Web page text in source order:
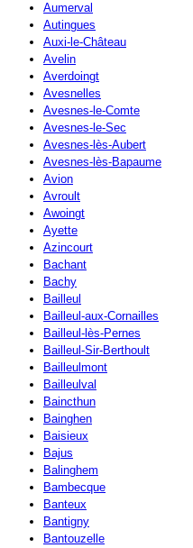
Aumerval
Autingues
Auxi-le-Château
Avelin
Averdoingt
Avesnelles
Avesnes-le-Comte
Avesnes-le-Sec
Avesnes-lès-Aubert
Avesnes-lès-Bapaume
Avion
Avroult
Awoingt
Ayette
Azincourt
Bachant
Bachy
Bailleul
Bailleul-aux-Cornailles
Bailleul-lès-Pernes
Bailleul-Sir-Berthoult
Bailleulmont
Bailleulval
Baincthun
Bainghen
Baisieux
Bajus
Balinghem
Bambecque
Banteux
Bantigny
Bantouzelle